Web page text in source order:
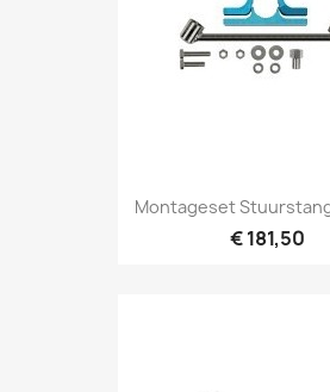
Montageset
€ 181,50